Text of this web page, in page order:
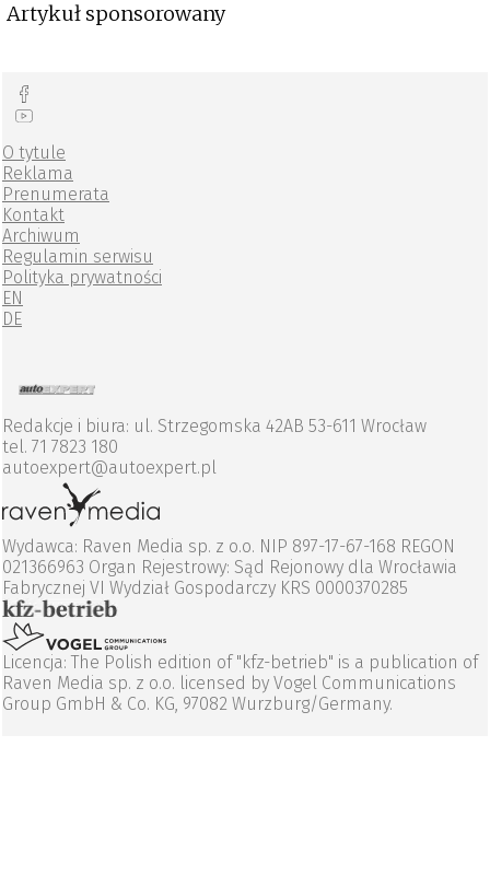
Artykuł sponsorowany
O tytule
Reklama
Prenumerata
Kontakt
Archiwum
Regulamin serwisu
Polityka prywatności
EN
DE
Redakcje i biura: ul. Strzegomska 42AB 53-611 Wrocław
tel. 71 7823 180
autoexpert@autoexpert.pl
Wydawca: Raven Media sp. z o.o. NIP 897-17-67-168 REGON
021366963 Organ Rejestrowy: Sąd Rejonowy dla Wrocławia
Fabrycznej VI Wydział Gospodarczy KRS 0000370285
Licencja: The Polish edition of "kfz-betrieb" is a publication of
Raven Media sp. z o.o. licensed by Vogel Communications
Group GmbH & Co. KG, 97082 Wurzburg/Germany.